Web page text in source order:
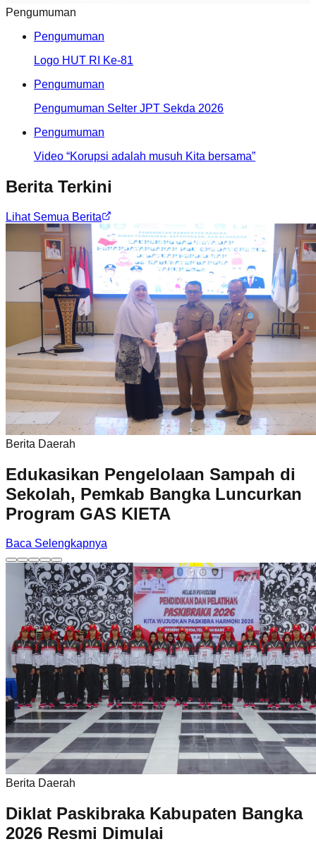
Pengumuman
Pengumuman
Logo HUT RI Ke-81
Pengumuman
Pengumuman Selter JPT Sekda 2026
Pengumuman
Video “Korupsi adalah musuh Kita bersama”
Berita Terkini
Lihat Semua Berita
Berita Daerah
Edukasikan Pengelolaan Sampah di
Sekolah, Pemkab Bangka Luncurkan
Program GAS KIETA
Baca Selengkapnya
Berita Daerah
Diklat Paskibraka Kabupaten Bangka
2026 Resmi Dimulai